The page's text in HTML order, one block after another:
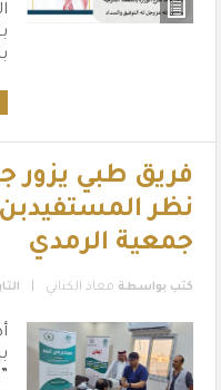
فريق طبي يزور
نظر المستفيدبن
جمعية الرمدي
كتب بواسطة معاذ الكناني